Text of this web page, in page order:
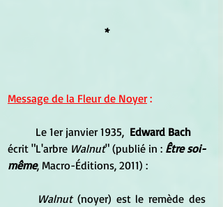
*
Message de la Fleur de Noyer :
	Le 1er janvier 1935,
Edward Bach
écrit "L'arbre Walnut" (publié in : Être soi-
même, Macro-Éditions, 2011) :
Walnut (noyer) est le remède des